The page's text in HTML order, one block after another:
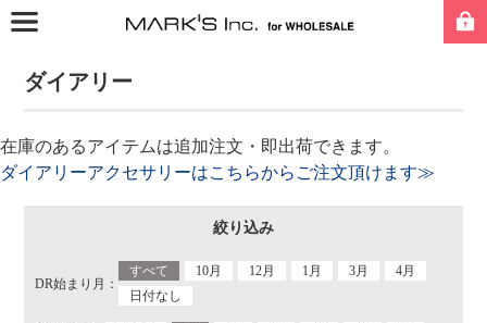
ダイアリー
在庫のあるアイテムは追加注文・即出荷できます。
ダイアリーアクセサリーはこちらからご注文頂けます≫
絞り込み
DR始まり月：
すべて 10月 12月 1月 3月
4月
日付なし